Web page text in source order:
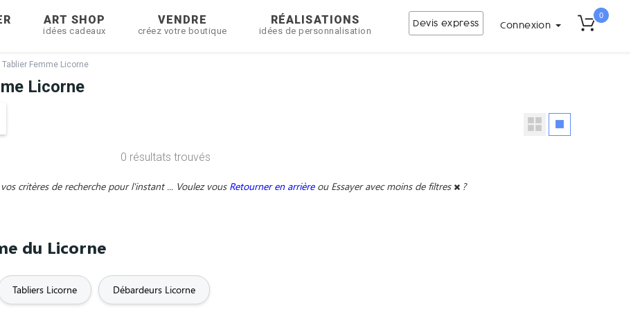
ART SHOP
idées cadeaux
VENDRE
créez votre boutique
RÉALISATIONS
idées de personnalisation
Devis express Connexion
0
Tablier Femme Licorne
Licorne
0 résultats trouvés
critères de recherche pour l'instant ... Voulez vous Retourner en arrière ou Essayer avec moins de filtres ?
du Licorne
Tabliers Licorne Débardeurs Licorne